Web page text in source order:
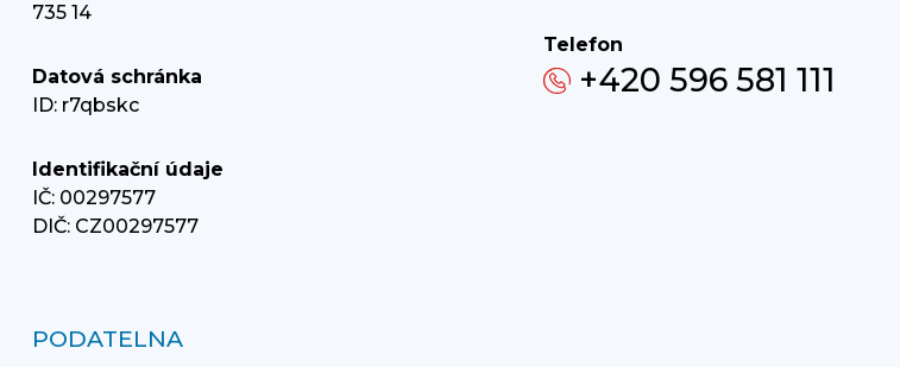
735 14
Datová schránka
ID: r7qbskc
Identifikační údaje
IČ: 00297577
DIČ: CZ00297577
Telefon
+420 596 581 111
PODATELNA